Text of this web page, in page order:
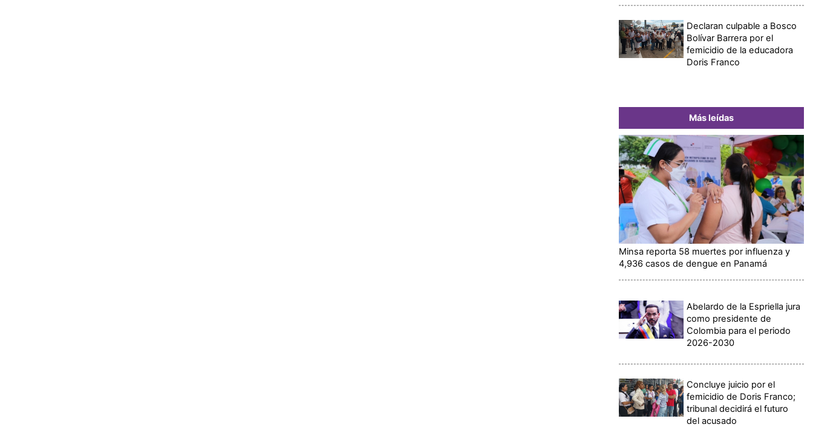
Declaran culpable a Bosco
Bolívar Barrera por el
femicidio de la educadora
Doris Franco
Más leídas
Minsa reporta 58 muertes por influenza y
4,936 casos de dengue en Panamá
Abelardo de la Espriella jura
como presidente de
Colombia para el periodo
2026-2030
Concluye juicio por el
femicidio de Doris Franco;
tribunal decidirá el futuro
del acusado